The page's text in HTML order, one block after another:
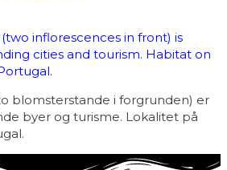
(two inflorescences in front) is
cities and tourism. Habitat on
blomsterstande i forgrunden) er
byer og turisme. Lokalitet på